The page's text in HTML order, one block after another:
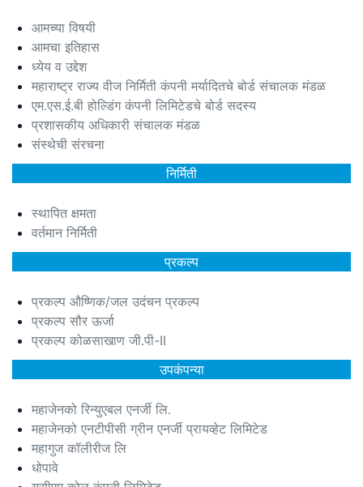
आमच्या विषयी
आमचा इतिहास
ध्येय व उद्देश
महाराष्ट्र राज्य वीज निर्मिती कंपनी मर्यादितचे बोर्ड संचालक मंडळ
एम.एस.ई.बी होल्डिंग कंपनी लिमिटेडचे बोर्ड सदस्य
प्रशासकीय अधिकारी संचालक मंडळ
संस्थेची संरचना
निर्मिती
स्थापित क्षमता
वर्तमान निर्मिती
प्रकल्प
प्रकल्प औष्णिक/जल उदंचन प्रकल्प
प्रकल्प सौर ऊर्जा
प्रकल्प कोळसाखाण जी.पी-II
उपकंपन्या
महाजेनको रिन्युएबल एनर्जी लि.
महाजेनको एनटीपीसी ग्रीन एनर्जी प्रायव्हेट लिमिटेड
महागुज कॉलीरीज लि
धोपावे